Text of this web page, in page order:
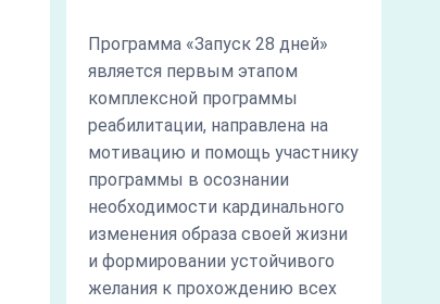
Программа «Запуск 28 дней»
является первым этапом
комплексной программы
реабилитации, направлена на
мотивацию и помощь участнику
программы в осознании
необходимости кардинального
изменения образа своей жизни
и формировании устойчивого
желания к прохождению всех